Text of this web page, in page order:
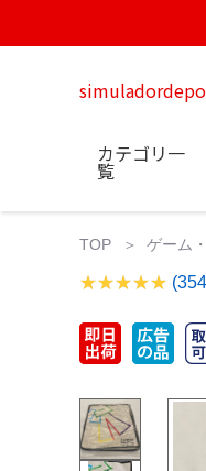
カテゴリ一
覧
TOP ゲーム